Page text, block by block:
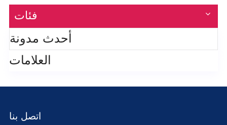
فئات
أحدث مدونة
العلامات
اتصل بنا